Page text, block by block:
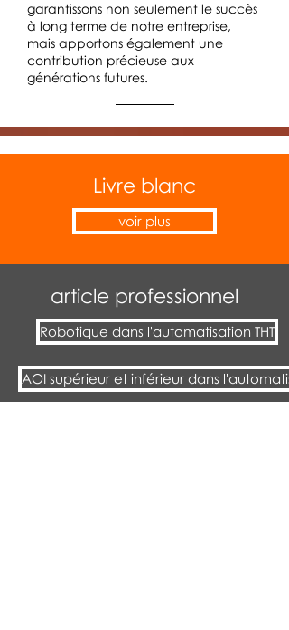
garantissons non seulement le succès
à long terme de notre entreprise,
mais apportons également une
contribution précieuse aux
générations futures.
Livre blanc
voir plus
article professionnel
Robotique dans l'automatisation THT
AOI supérieur et inférieur dans